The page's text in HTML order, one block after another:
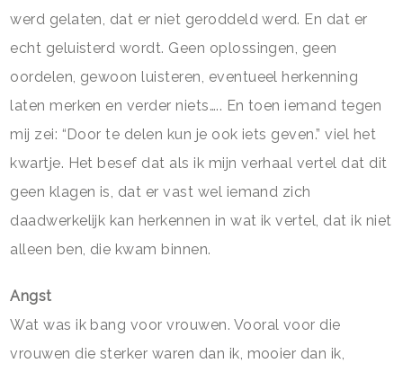
werd gelaten, dat er niet geroddeld werd. En dat er
echt geluisterd wordt. Geen oplossingen, geen
oordelen, gewoon luisteren, eventueel herkenning
laten merken en verder niets….. En toen iemand tegen
mij zei: “Door te delen kun je ook iets geven.” viel het
kwartje. Het besef dat als ik mijn verhaal vertel dat dit
geen klagen is, dat er vast wel iemand zich
daadwerkelijk kan herkennen in wat ik vertel, dat ik niet
alleen ben, die kwam binnen.
Angst
Wat was ik bang voor vrouwen. Vooral voor die
vrouwen die sterker waren dan ik, mooier dan ik,